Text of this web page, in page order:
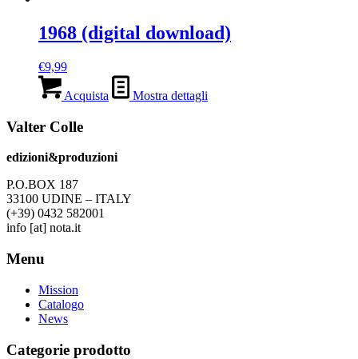
1968 (digital download)
€9,99
Acquista Mostra dettagli
Valter Colle
edizioni&produzioni
P.O.BOX 187
33100 UDINE – ITALY
(+39) 0432 582001
info [at] nota.it
Menu
Mission
Catalogo
News
Categorie prodotto